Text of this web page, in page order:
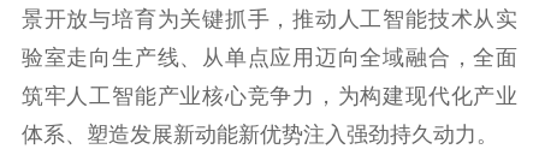
哲学社科
社科强省 工作通知
成果集萃
江苏文脉
资料下载
景开放与培育为关键抓手，推动人工智能技术从实
验室走向生产线、从单点应用迈向全域融合，全面
筑牢人工智能产业核心竞争力，为构建现代化产业
体系、塑造发展新动能新优势注入强劲持久动力。